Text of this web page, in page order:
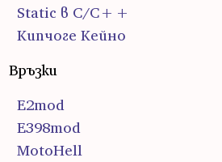
Static в C/C++
Кипчоге Кейно
Връзки
E2mod
E398mod
MotoHell